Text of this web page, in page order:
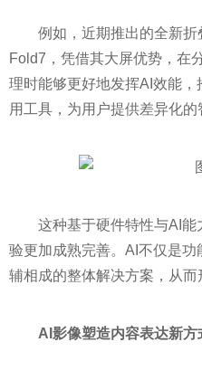
例如，近期推出的全新
Fold7，凭借其大屏优势，在
理时能够更好地发挥AI效能
用工具，为用户提供差异化的
这种基于硬件特性与AI
验更加成熟完善。AI不仅是
辅相成的整体解决方案，从而
AI影像塑造内容表达新方